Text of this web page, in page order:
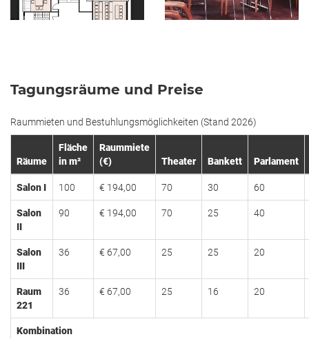
Tagungsräume und Preise
Raummieten und Bestuhlungsmöglichkeiten (Stand 2026)
Räume
Fläche
in m²
Raummiete
(€)
Theater Bankett Parlament
Salon I 100 € 194,00 70 30 60
Salon
II
90 € 194,00 70 25 40
Salon
III
36 € 67,00 25 25 20
Raum
221
36 € 67,00 25 16 20
Kombination